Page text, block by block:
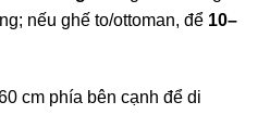
nếu ghế to/ottoman, để 10–
cm phía bên cạnh để di